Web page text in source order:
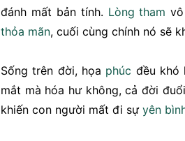
đánh mất bản tính. Lòng tham
thỏa mãn, cuối cùng chính nó sẽ
Sống trên đời, họa phúc đều
mắt mà hóa hư không, cả đời
khiến con người mất đi sự yên